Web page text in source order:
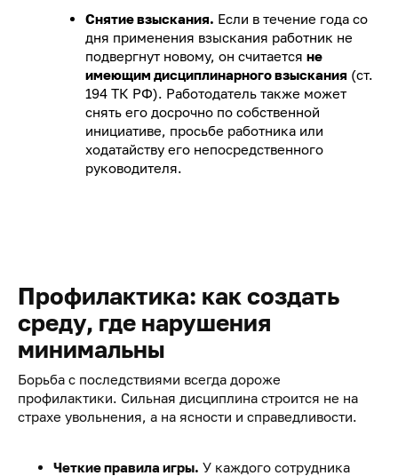
Снятие взыскания. Если в течение года со
дня применения взыскания работник не
подвергнут новому, он считается не
имеющим дисциплинарного взыскания (ст.
194 ТК РФ). Работодатель также может
снять его досрочно по собственной
инициативе, просьбе работника или
ходатайству его непосредственного
руководителя.
Профилактика: как создать
среду, где нарушения
минимальны
Борьба с последствиями всегда дороже
профилактики. Сильная дисциплина строится не на
страхе увольнения, а на ясности и справедливости.
Четкие правила игры. У каждого сотрудника